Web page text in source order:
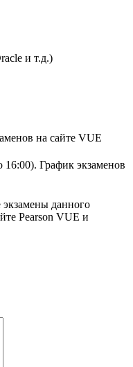
и т.д.)
на сайте VUE
16:00). График экзаменов
данного
Pearson VUE и